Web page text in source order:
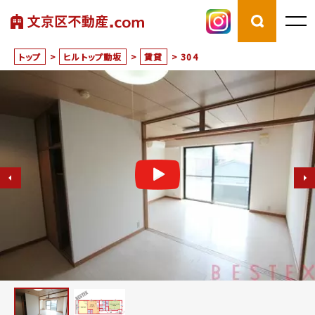
トップ > ヒルトップ動坂 > 賃貸 > 304